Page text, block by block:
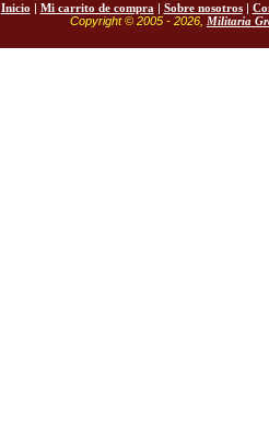
Inicio | Mi carrito de compra | Sobre nosotros|
Copyright © 2005 - 2026, Militaria